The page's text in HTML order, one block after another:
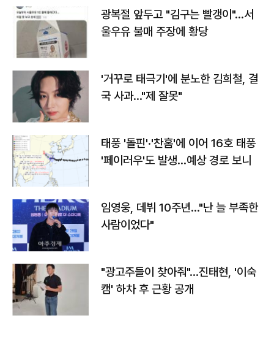
광복절 앞두고 "김구는 빨갱이"…서
울우유 불매 주장에 황당
'거꾸로 태극기'에 분노한 김희철, 결
국 사과…"제 잘못"
태풍 '돌핀'·'찬홈'에 이어 16호 태풍
'페이러우'도 발생…예상 경로 보니
임영웅, 데뷔 10주년…"난 늘 부족한
사람이었다"
"광고주들이 찾아줘"…진태현, '이숙
캠' 하차 후 근황 공개